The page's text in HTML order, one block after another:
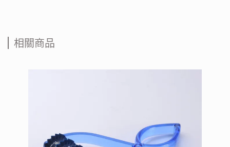
相關商品